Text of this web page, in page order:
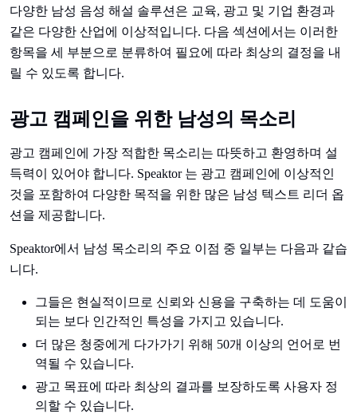
다양한 남성 음성 해설 솔루션은 교육, 광고 및 기업 환경과
같은 다양한 산업에 이상적입니다. 다음 섹션에서는 이러한
항목을 세 부분으로 분류하여 필요에 따라 최상의 결정을 내
릴 수 있도록 합니다.
광고 캠페인을 위한 남성의 목소리
광고 캠페인에 가장 적합한 목소리는 따뜻하고 환영하며 설
득력이 있어야 합니다. Speaktor 는 광고 캠페인에 이상적인
것을 포함하여 다양한 목적을 위한 많은 남성 텍스트 리더 옵
션을 제공합니다.
Speaktor에서 남성 목소리의 주요 이점 중 일부는 다음과 같습
니다.
그들은 현실적이므로 신뢰와 신용을 구축하는 데 도움이
되는 보다 인간적인 특성을 가지고 있습니다.
더 많은 청중에게 다가가기 위해 50개 이상의 언어로 번
역될 수 있습니다.
광고 목표에 따라 최상의 결과를 보장하도록 사용자 정
의할 수 있습니다.